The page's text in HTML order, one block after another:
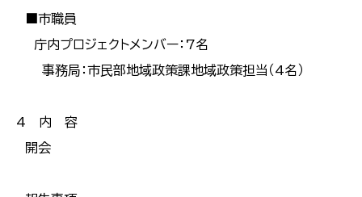
■市職員
庁内プロジェクトメンバー：7名
事務局：市民部地域政策課地域政策担当（4名）
4 内 容
開会